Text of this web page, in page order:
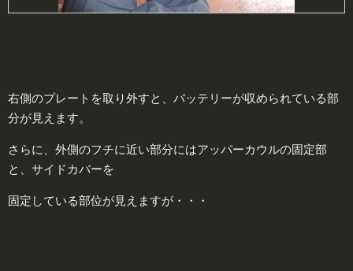
右側のプレートを取り外すと、バッテリーが収められている部
分が見えます。
さらに、外側のフチに近い部分にはアッパーカウルの固定部
と、サイドカバーを
固定している部位が見えますが・・・